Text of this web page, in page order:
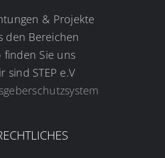
& Projekte
den Bereichen
finden Sie uns
sind STEP e.V